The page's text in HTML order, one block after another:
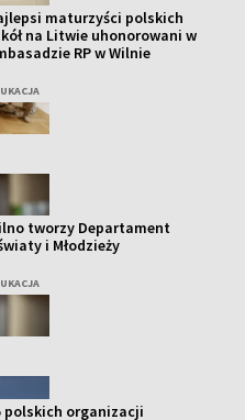
maturzyści polskich
na Litwie uhonorowani w
RP w Wilnie
tworzy Departament
i Młodzieży
polskich organizacji